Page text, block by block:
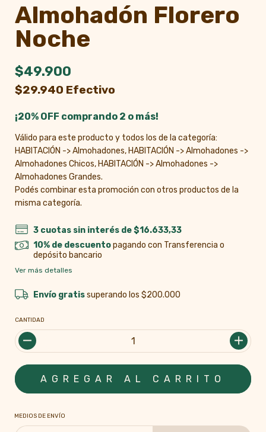
Almohadón Florero
Noche
$49.900
$29.940 Efectivo
¡20% OFF comprando 2 o más!
Válido para este producto y todos los de la categoría:
HABITACIÓN -> Almohadones, HABITACIÓN -> Almohadones ->
Almohadones Chicos, HABITACIÓN -> Almohadones ->
Almohadones Grandes.
Podés combinar esta promoción con otros productos de la
misma categoría.
3 cuotas sin interés de$16.633,33
10% de descuentopagando con Transferencia o
depósito bancario
Ver más detalles
Envío gratissuperando los$200.000
CANTIDAD
MEDIOS DE ENVÍO